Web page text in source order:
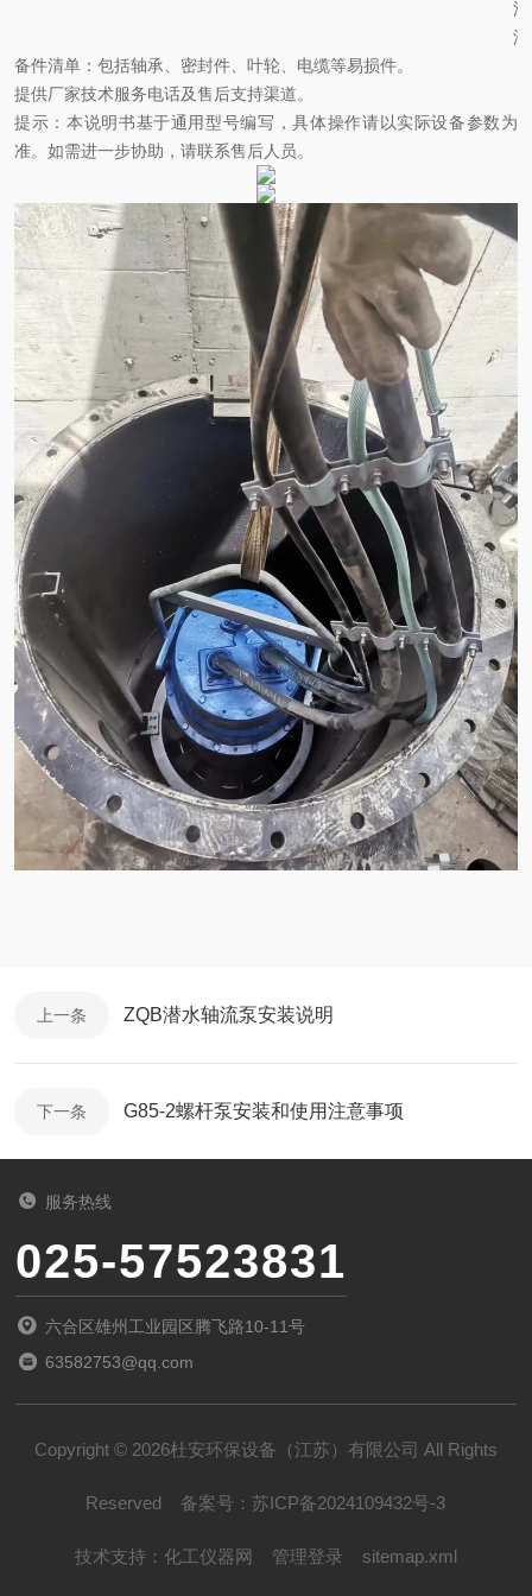
滑
备件清单 ：包括轴承、密封件、叶轮、电缆等易损件。
提供厂家技术服务电话及售后支持渠道。
提示 ：本说明书基于通用型号编写，具体操作请以实际设备参数为
准。如需进一步协助，请联系售后人员。
上一条 ZQB潜水轴流泵安装说明
下一条 G85-2螺杆泵安装和使用注意事项
服务热线
025-57523831
六合区雄州工业园区腾飞路10-11号
63582753@qq.com
Copyright © 2026杜安环保设备（江苏）有限公司 All Rights
Reserved 备案号：苏ICP备2024109432号-3
技术支持： 化工仪器网 管理登录 sitemap.xml